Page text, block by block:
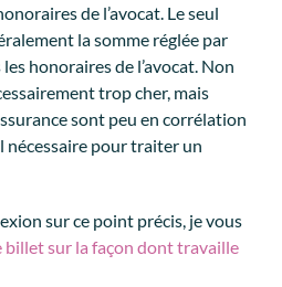
de l’avocat. Le seul
la somme réglée par
honoraires de l’avocat. Non
trop cher, mais
sont peu en corrélation
nécessaire pour traiter un
sur ce point précis, je vous
billet sur la façon dont travaille